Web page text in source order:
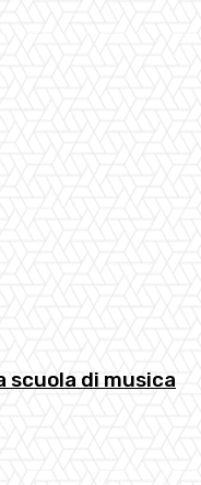
scuola di musica